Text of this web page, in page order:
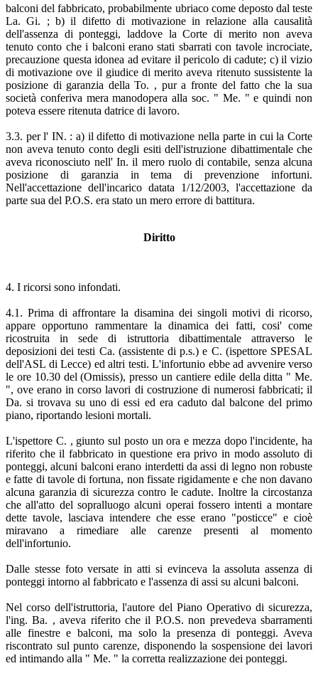
balconi del fabbricato, probabilmente ubriaco come deposto dal teste
La. Gi. ; b) il difetto di motivazione in relazione alla causalità
dell'assenza di ponteggi, laddove la Corte di merito non aveva
tenuto conto che i balconi erano stati sbarrati con tavole incrociate,
precauzione questa idonea ad evitare il pericolo di cadute; c) il vizio
di motivazione ove il giudice di merito aveva ritenuto sussistente la
posizione di garanzia della To. , pur a fronte del fatto che la sua
società conferiva mera manodopera alla soc. " Me. " e quindi non
poteva essere ritenuta datrice di lavoro.
3.3. per l' IN. : a) il difetto di motivazione nella parte in cui la Corte
non aveva tenuto conto degli esiti dell'istruzione dibattimentale che
aveva riconosciuto nell' In. il mero ruolo di contabile, senza alcuna
posizione di garanzia in tema di prevenzione infortuni.
Nell'accettazione dell'incarico datata 1/12/2003, l'accettazione da
parte sua del P.O.S. era stato un mero errore di battitura.
Diritto
4. I ricorsi sono infondati.
4.1. Prima di affrontare la disamina dei singoli motivi di ricorso,
appare opportuno rammentare la dinamica dei fatti, cosi' come
ricostruita in sede di istruttoria dibattimentale attraverso le
deposizioni dei testi Ca. (assistente di p.s.) e C. (ispettore SPESAL
dell'ASL di Lecce) ed altri testi. L'infortunio ebbe ad avvenire verso
le ore 10.30 del (Omissis), presso un cantiere edile della ditta " Me.
", ove erano in corso lavori di costruzione di numerosi fabbricati; il
Da. si trovava su uno di essi ed era caduto dal balcone del primo
piano, riportando lesioni mortali.
L'ispettore C. , giunto sul posto un ora e mezza dopo l'incidente, ha
riferito che il fabbricato in questione era privo in modo assoluto di
ponteggi, alcuni balconi erano interdetti da assi di legno non robuste
e fatte di tavole di fortuna, non fissate rigidamente e che non davano
alcuna garanzia di sicurezza contro le cadute. Inoltre la circostanza
che all'atto del sopralluogo alcuni operai fossero intenti a montare
dette tavole, lasciava intendere che esse erano "posticce" e cioè
miravano a rimediare alle carenze presenti al momento
dell'infortunio.
Dalle stesse foto versate in atti si evinceva la assoluta assenza di
ponteggi intorno al fabbricato e l'assenza di assi su alcuni balconi.
Nel corso dell'istruttoria, l'autore del Piano Operativo di sicurezza,
l'ing. Ba. , aveva riferito che il P.O.S. non prevedeva sbarramenti
alle finestre e balconi, ma solo la presenza di ponteggi. Aveva
riscontrato sul punto carenze, disponendo la sospensione dei lavori
ed intimando alla " Me. " la corretta realizzazione dei ponteggi.